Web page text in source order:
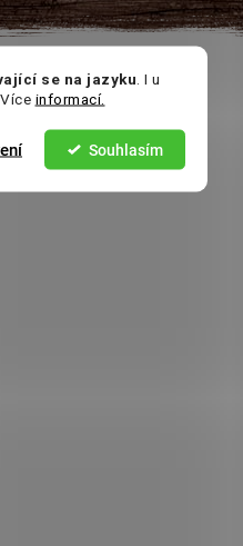
se na jazyku . I u
informací.
Souhlasím